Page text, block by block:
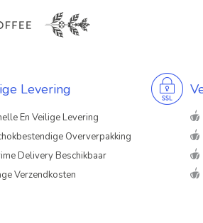
Levering
En Veilige Levering
Oververpakking
Delivery Beschikbaar
Verzendkosten